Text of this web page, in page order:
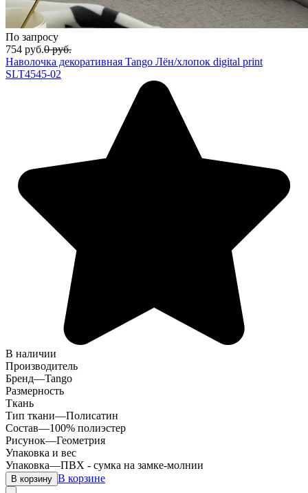
По запросу
754 руб.0 руб.
Наволочка декоративная Tango Лён/хлопок digital print
SLT4545-02
В наличии
Производитель
Бренд—Tango
Размерность
Ткань
Тип ткани—Полисатин
Состав—100% полиэстер
Рисунок—Геометрия
Упаковка и вес
Упаковка—ПВХ - сумка на замке-молнии
В корзину В корзине